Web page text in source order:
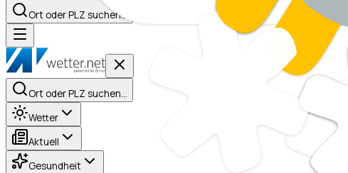
Ort oder PLZ suchen…
Ort oder PLZ suchen…
Wetter
Aktuell
Gesundheit